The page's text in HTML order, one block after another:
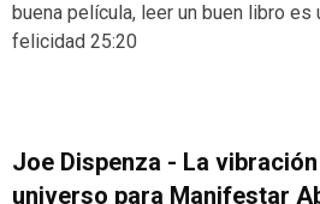
buena película, leer un buen libro es
felicidad 25:20
Joe Dispenza - La
universo para Manifestar